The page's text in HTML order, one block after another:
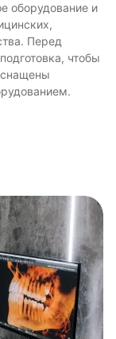
оборудование и
Перед
чтобы